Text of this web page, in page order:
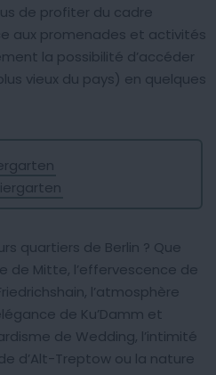
de profiter du cadre
aux promenades et activités
la possibilité d’accéder
vieux du pays) en quelques
quartiers de Berlin ? Que
de Mitte, l’effervescence de
l’atmosphère
de Ku’Damm et
de Wedding, l’intimité
d’Alt-Treptow ou la nature